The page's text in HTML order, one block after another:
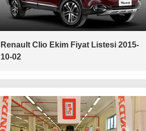
Renault Clio Ekim Fiyat Listesi 2015-
10-02